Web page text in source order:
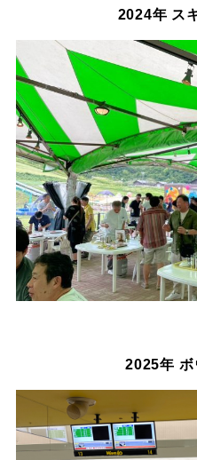
2024年 ス
2025年 ボ